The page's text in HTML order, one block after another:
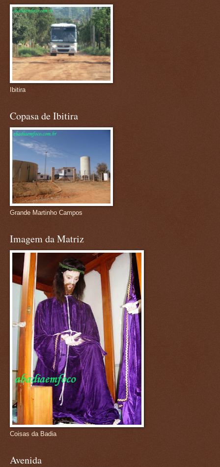
Ibitira
Copasa de Ibitira
Grande Martinho Campos
Imagem da Matriz
Coisas da Badia
Avenida